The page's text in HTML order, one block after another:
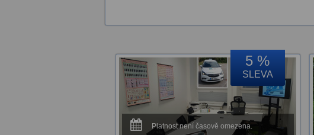
5 %
SLEVA
Platnost není časově omezena.